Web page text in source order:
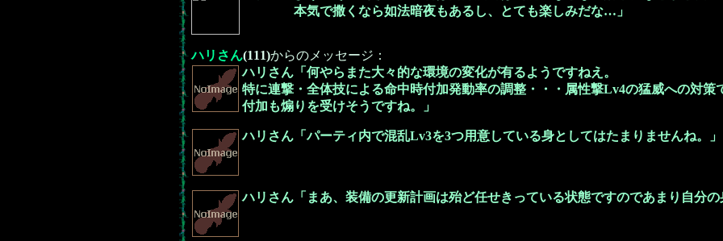
本気で撒くなら如法暗夜もあるし、とても楽しみだな…」
ハリさん(111)からのメッセージ：
ハリさん「何やらまた大々的な環境の変化が有るようですねえ。
特に連撃・全体技による命中時付加発動率の調整・・・属性撃Lv4の猛威への対策
付加も煽りを受けそうですね。」
ハリさん「パーティ内で混乱Lv3を3つ用意している身としてはたまりませんね。」
ハリさん「まあ、装備の更新計画は殆ど任せきっている状態ですのであまり自分